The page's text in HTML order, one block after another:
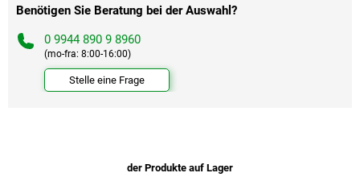
Benötigen Sie Beratung bei der Auswahl?
0 9944 890 9 8960
(mo-fra: 8:00-16:00)
Stelle eine Frage
der Produkte auf Lager